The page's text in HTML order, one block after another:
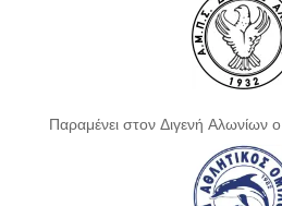
Παραμένει στον Διγενή Αλωνίων